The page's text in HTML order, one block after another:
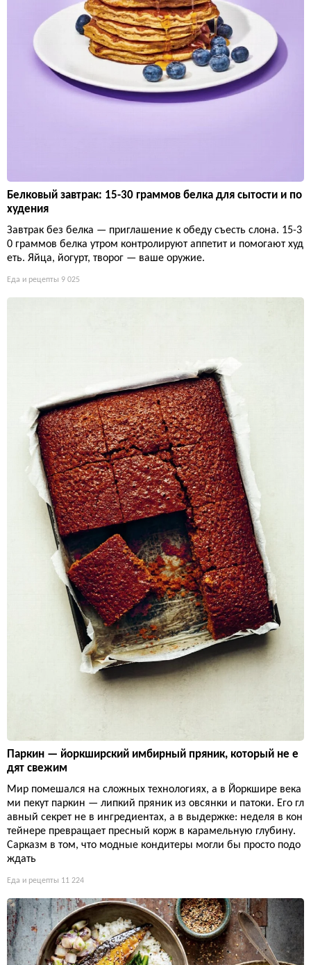
Белковый завтрак: 15-30 граммов белка для сытости и по
худения
Завтрак без белка — приглашение к обеду съесть слона. 15-3
0 граммов белка утром контролируют аппетит и помогают худ
еть. Яйца, йогурт, творог — ваше оружие.
Еда и рецепты 9 025
Паркин — йоркширский имбирный пряник, который не е
дят свежим
Мир помешался на сложных технологиях, а в Йоркшире века
ми пекут паркин — липкий пряник из овсянки и патоки. Его гл
авный секрет не в ингредиентах, а в выдержке: неделя в кон
тейнере превращает пресный корж в карамельную глубину.
Сарказм в том, что модные кондитеры могли бы просто подо
ждать
Еда и рецепты 11 224